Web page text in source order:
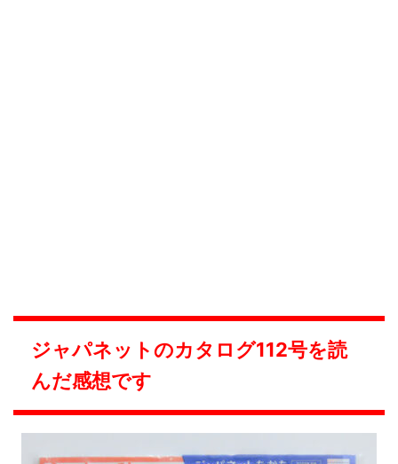
ジャパネットのカタログ112号を読
んだ感想です